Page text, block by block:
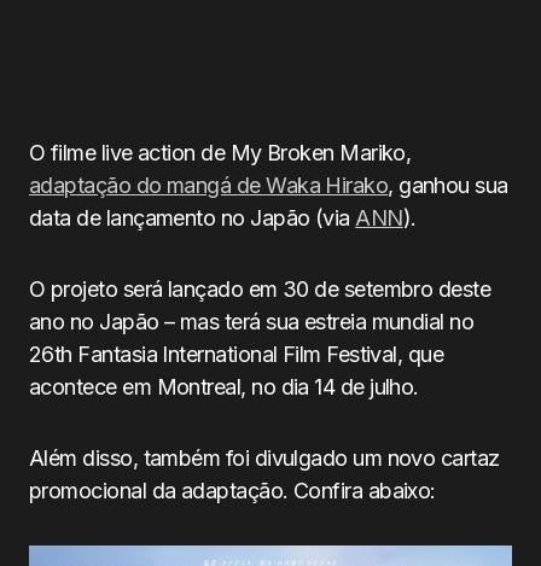
O filme live action de My Broken Mariko,
adaptação do mangá de Waka Hirako, ganhou sua
data de lançamento no Japão (via ANN).
O projeto será lançado em 30 de setembro deste
ano no Japão – mas terá sua estreia mundial no
26th Fantasia International Film Festival, que
acontece em Montreal, no dia 14 de julho.
Além disso, também foi divulgado um novo cartaz
promocional da adaptação. Confira abaixo: